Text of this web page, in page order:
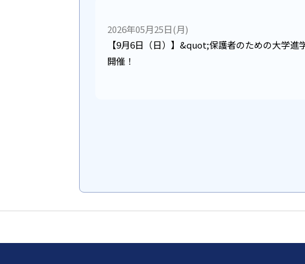
2026年05月25日(月)
【9月6日（日）】&quot;保護者のための大学
開催！